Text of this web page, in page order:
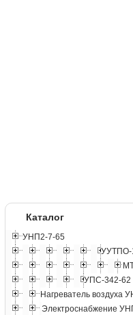
Каталог
УНП2-7-65
УУТПО-
УПС-342-62
Нагреватель воздуха
Электроснабжение